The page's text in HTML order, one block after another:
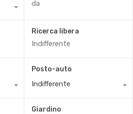
Ricerca libera
Posto-auto
Indifferente
Giardino